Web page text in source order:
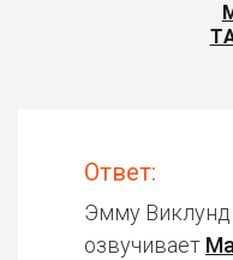
Ответ:
Эмму
озвучивает